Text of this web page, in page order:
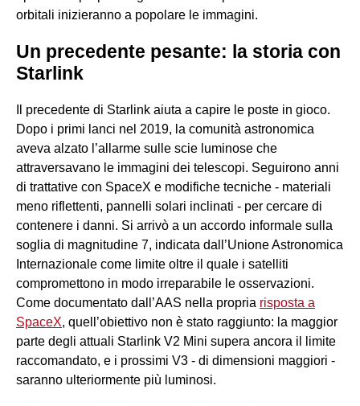
orbitali inizieranno a popolare le immagini.
Un precedente pesante: la storia con
Starlink
Il precedente di Starlink aiuta a capire le poste in gioco.
Dopo i primi lanci nel 2019, la comunità astronomica
aveva alzato l’allarme sulle scie luminose che
attraversavano le immagini dei telescopi. Seguirono anni
di trattative con SpaceX e modifiche tecniche - materiali
meno riflettenti, pannelli solari inclinati - per cercare di
contenere i danni. Si arrivò a un accordo informale sulla
soglia di magnitudine 7, indicata dall’Unione Astronomica
Internazionale come limite oltre il quale i satelliti
compromettono in modo irreparabile le osservazioni.
Come documentato dall’AAS nella propria risposta a
SpaceX, quell’obiettivo non è stato raggiunto: la maggior
parte degli attuali Starlink V2 Mini supera ancora il limite
raccomandato, e i prossimi V3 - di dimensioni maggiori -
saranno ulteriormente più luminosi.